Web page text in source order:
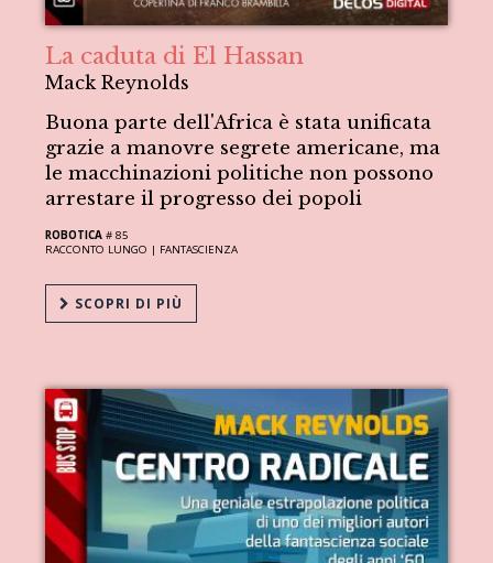
La caduta di El Hassan
Mack Reynolds
Buona parte dell'Africa è stata unificata
grazie a manovre segrete americane, ma
le macchinazioni politiche non possono
arrestare il progresso dei popoli
ROBOTICA # 85
RACCONTO LUNGO | FANTASCIENZA
SCOPRI DI PIÙ